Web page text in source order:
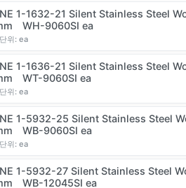
1-1632-21 Silent Stainless Steel
WH-9060SI ea
단위: ea
1-1636-21 Silent Stainless Steel
WT-9060SI ea
단위: ea
1-5932-25 Silent Stainless Steel
WB-9060SI ea
단위: ea
1-5932-27 Silent Stainless Steel
WB-12045SI ea